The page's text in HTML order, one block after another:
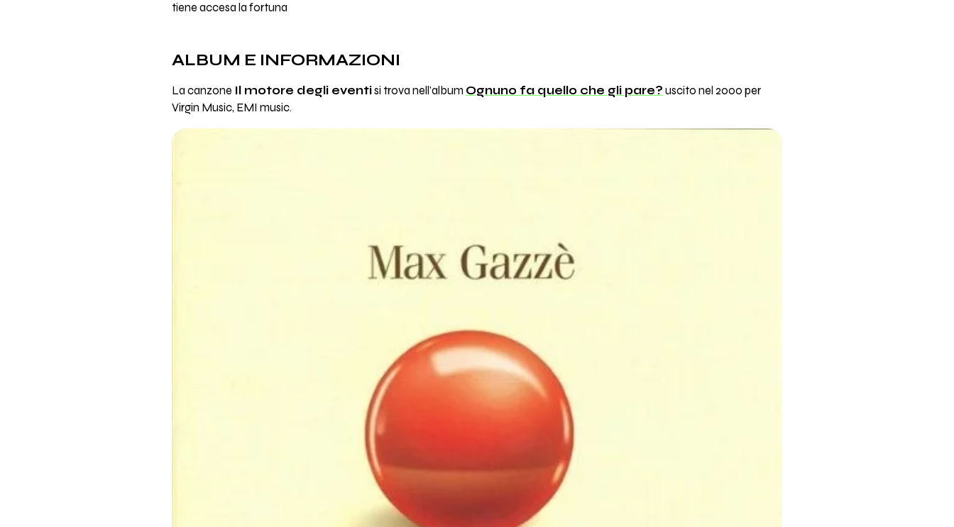
tiene accesa la fortuna
ALBUM E INFORMAZIONI
La canzone Il motore degli eventisi trova nell'album Ognuno fa quello che gli pare? uscito nel 2000 per
Virgin Music, EMI music.